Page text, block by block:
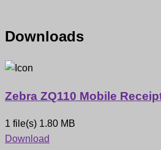
Downloads
Zebra ZQ110 Mobile
1 file(s) 1.80 MB
Download